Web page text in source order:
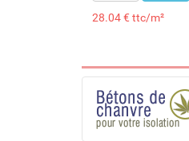
28.04 € ttc/m²